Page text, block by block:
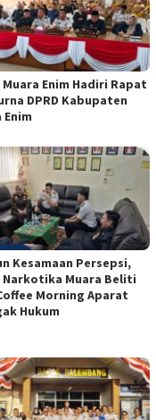
Muara Enim Hadiri Rapat
DPRD Kabupaten
Enim
Kesamaan Persepsi,
Narkotika Muara Beliti
Morning Aparat
Hukum